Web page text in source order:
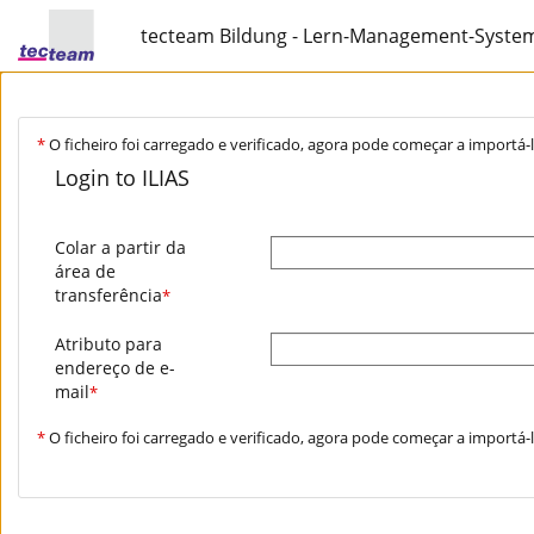
tecteam Bildung - Lern-Management-
*O ficheiro foi carregado e verificado, agora pode começar a importá-
Login to ILIAS
Colar a partir da
área de
transferência*
Atributo para
endereço de e-
mail*
*O ficheiro foi carregado e verificado, agora pode começar a importá-